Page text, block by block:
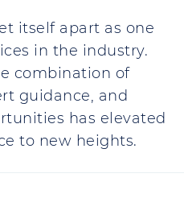
itself apart as one
in the industry.
combination of
guidance, and
has elevated
to new heights.